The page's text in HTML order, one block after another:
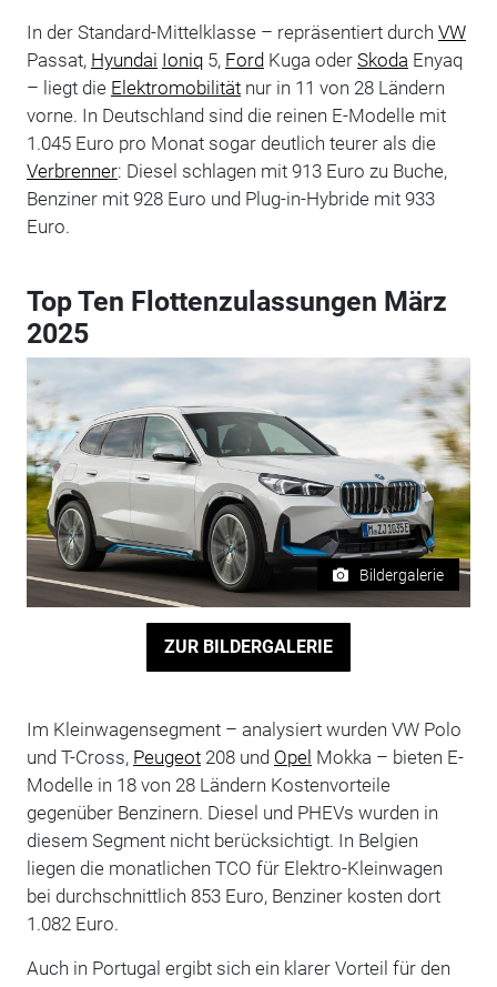
In der Standard-Mittelklasse – repräsentiert durch VW
Passat, Hyundai Ioniq5, FordKuga oder Skoda Enyaq
– liegt die Elektromobilitätnur in 11 von 28 Ländern
vorne. In Deutschland sind die reinen E-Modelle mit
1.045 Euro pro Monat sogar deutlich teurer als die
Verbrenner: Diesel schlagen mit 913 Euro zu Buche,
Benziner mit 928 Euro und Plug-in-Hybride mit 933
Euro.
Top Ten Flottenzulassungen März
2025
Bildergalerie
ZUR BILDERGALERIE
Im Kleinwagensegment – analysiert wurden VW Polo
und T-Cross, Peugeot208 und Opel Mokka – bieten E-
Modelle in 18 von 28 Ländern Kostenvorteile
gegenüber Benzinern. Diesel und PHEVs wurden in
diesem Segment nicht berücksichtigt. In Belgien
liegen die monatlichen TCO für Elektro-Kleinwagen
bei durchschnittlich 853 Euro, Benziner kosten dort
1.082 Euro.
Auch in Portugal ergibt sich ein klarer Vorteil für den